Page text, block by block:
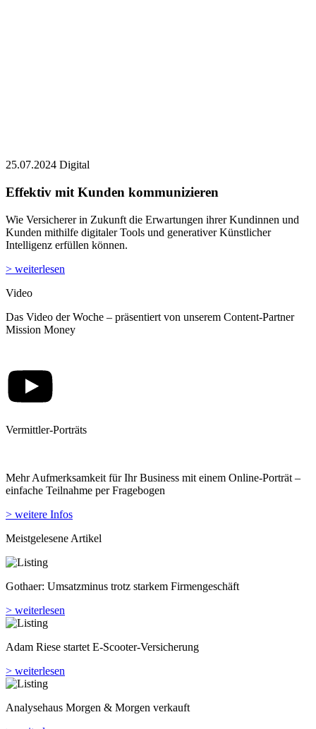
Kunden mithilfe digitaler Tools und generativer Künstlicher
Video
Das Video der Woche – präsentiert von unserem Content-Partner
Gothaer: Umsatzminus trotz starkem Firmengeschäft
> weiterlesen